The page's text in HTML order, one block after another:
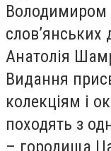
Володимиром
слов’янських
Анатолія
Видання
колекціям і
походять з
– городища